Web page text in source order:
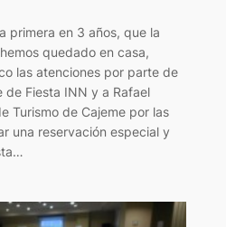
primera en 3 años, que la
quedado en casa,
las atenciones por parte de
de Fiesta INN y a Rafael
Turismo de Cajeme por las
una reservación especial y